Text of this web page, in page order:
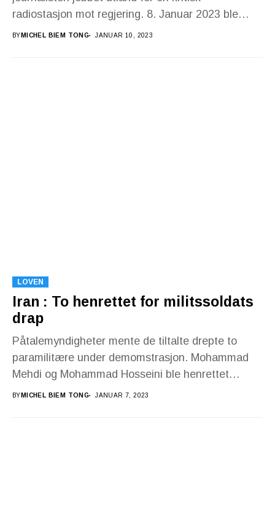
radiostasjon mot regjering. 8. Januar 2023 ble
Floriane Irangabiye dømt både...
BY MICHEL BIEM TONG JANUAR 10, 2023
LOVEN
Iran : To henrettet for militssoldats
drap
Påtalemyndigheter mente de tiltalte drepte to
paramilitære under demomstrasjon. Mohammad
Mehdi og Mohammad Hosseini ble henrettet
lørdag 7.januar i Iran. Justisen dømte de...
BY MICHEL BIEM TONG JANUAR 7, 2023